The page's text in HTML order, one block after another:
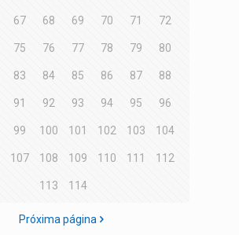
67 68 69 70 71 72
75 76 77 78 79 80
83 84 85 86 87 88
91 92 93 94 95 96
99 100 101 102 103 104
107 108 109 110 111 112
113 114
Próxima página